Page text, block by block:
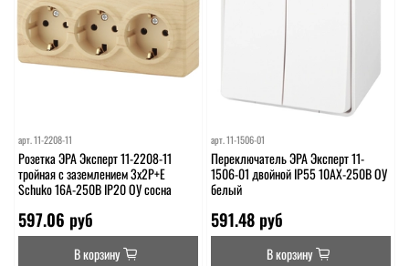
арт.11-2208-11
Розетка ЭРА Эксперт 11-2208-11
тройная с заземлением 3х2P+E
Schuko 16A-250В IP20 ОУ сосна
597.06 руб
В корзину
арт. 11-1506-01
Переключатель ЭРА Эксперт 11-
1506-01 двойной IP55 10АХ-250В ОУ
белый
591.48 руб
В корзину